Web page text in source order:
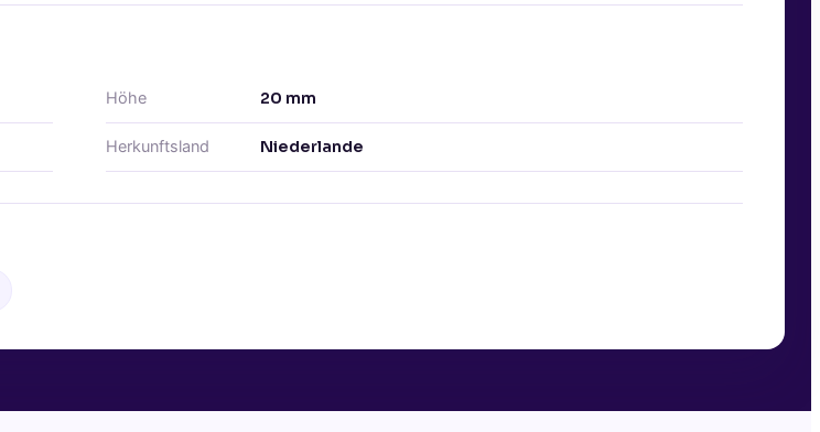
Höhe 20 mm
Herkunftsland Niederlande